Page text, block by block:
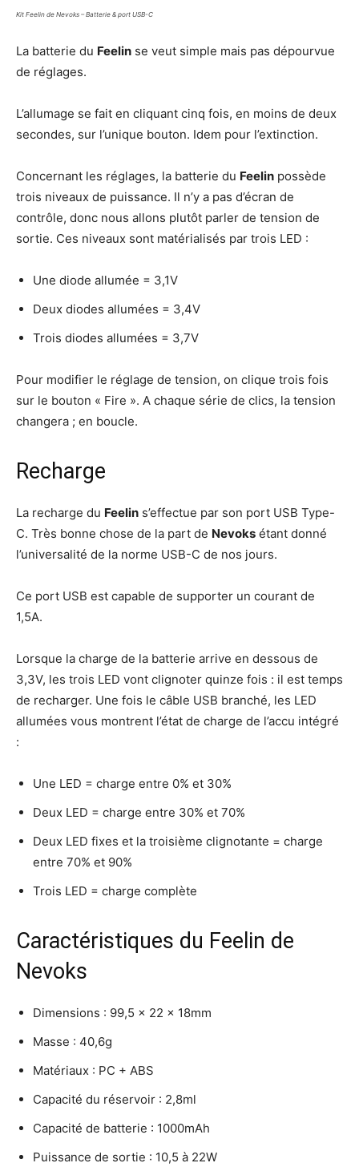
Kit Feelin de Nevoks – Batterie & port USB-C
La batterie du Feelin se veut simple mais pas dépourvue
de réglages.
L’allumage se fait en cliquant cinq fois, en moins de deux
secondes, sur l’unique bouton. Idem pour l’extinction.
Concernant les réglages, la batterie du Feelin possède
trois niveaux de puissance. Il n’y a pas d’écran de
contrôle, donc nous allons plutôt parler de tension de
sortie. Ces niveaux sont matérialisés par trois LED :
Une diode allumée = 3,1V
Deux diodes allumées = 3,4V
Trois diodes allumées = 3,7V
Pour modifier le réglage de tension, on clique trois fois
sur le bouton « Fire ». A chaque série de clics, la tension
changera ; en boucle.
Recharge
La recharge du Feelin s’effectue par son port USB Type-
C. Très bonne chose de la part de Nevoks étant donné
l’universalité de la norme USB-C de nos jours.
Ce port USB est capable de supporter un courant de
1,5A.
Lorsque la charge de la batterie arrive en dessous de
3,3V, les trois LED vont clignoter quinze fois : il est temps
de recharger. Une fois le câble USB branché, les LED
allumées vous montrent l’état de charge de l’accu intégré
:
Une LED = charge entre 0% et 30%
Deux LED = charge entre 30% et 70%
Deux LED fixes et la troisième clignotante = charge
entre 70% et 90%
Trois LED = charge complète
Caractéristiques du Feelin de
Nevoks
Dimensions : 99,5 x 22 x 18mm
Masse : 40,6g
Matériaux : PC + ABS
Capacité du réservoir : 2,8ml
Capacité de batterie : 1000mAh
Puissance de sortie : 10,5 à 22W